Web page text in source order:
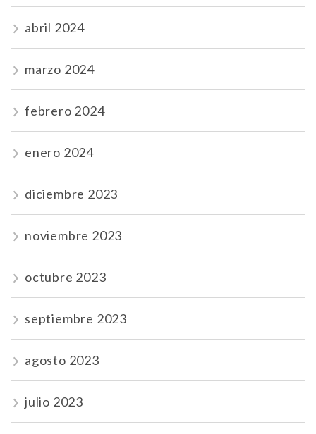
abril 2024
marzo 2024
febrero 2024
enero 2024
diciembre 2023
noviembre 2023
octubre 2023
septiembre 2023
agosto 2023
julio 2023